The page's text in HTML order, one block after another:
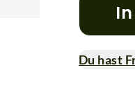
Du hast